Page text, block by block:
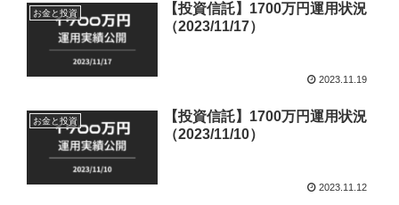
お金と投資
【投資信託】1700万円運用状況
（2023/11/17）
2023.11.19
お金と投資
【投資信託】1700万円運用状況
（2023/11/10）
2023.11.12